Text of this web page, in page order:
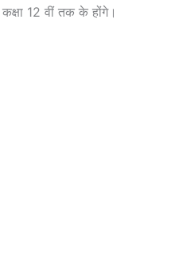
12 वीं तक के होंगे।